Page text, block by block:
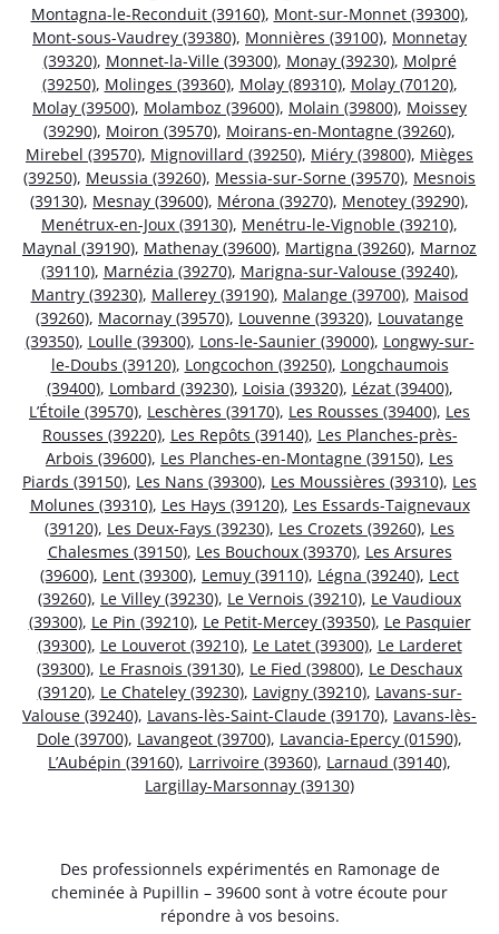
Montagna-le-Reconduit (39160), Mont-sur-Monnet (39300),
Mont-sous-Vaudrey (39380), Monnières (39100), Monnetay
(39320), Monnet-la-Ville (39300), Monay (39230), Molpré
(39250), Molinges (39360), Molay (89310), Molay (70120),
Molay (39500), Molamboz (39600), Molain (39800), Moissey
(39290), Moiron (39570), Moirans-en-Montagne (39260),
Mirebel (39570), Mignovillard (39250), Miéry (39800), Mièges
(39250), Meussia (39260), Messia-sur-Sorne (39570), Mesnois
(39130), Mesnay (39600), Mérona (39270), Menotey (39290),
Menétrux-en-Joux (39130), Menétru-le-Vignoble (39210),
Maynal (39190), Mathenay (39600), Martigna (39260), Marnoz
(39110), Marnézia (39270), Marigna-sur-Valouse (39240),
Mantry (39230), Mallerey (39190), Malange (39700), Maisod
(39260), Macornay (39570), Louvenne (39320), Louvatange
(39350), Loulle (39300), Lons-le-Saunier (39000), Longwy-sur-
le-Doubs (39120), Longcochon (39250), Longchaumois
(39400), Lombard (39230), Loisia (39320), Lézat (39400),
L’Étoile (39570), Leschères (39170), Les Rousses (39400), Les
Rousses (39220), Les Repôts (39140), Les Planches-près-
Arbois (39600), Les Planches-en-Montagne (39150), Les
Piards (39150), Les Nans (39300), Les Moussières (39310), Les
Molunes (39310), Les Hays (39120), Les Essards-Taignevaux
(39120), Les Deux-Fays (39230), Les Crozets (39260), Les
Chalesmes (39150), Les Bouchoux (39370), Les Arsures
(39600), Lent (39300), Lemuy (39110), Légna (39240), Lect
(39260), Le Villey (39230), Le Vernois (39210), Le Vaudioux
(39300), Le Pin (39210), Le Petit-Mercey (39350), Le Pasquier
(39300), Le Louverot (39210), Le Latet (39300), Le Larderet
(39300), Le Frasnois (39130), Le Fied (39800), Le Deschaux
(39120), Le Chateley (39230), Lavigny (39210), Lavans-sur-
Valouse (39240), Lavans-lès-Saint-Claude (39170), Lavans-lès-
Dole (39700), Lavangeot (39700), Lavancia-Epercy (01590),
L’Aubépin (39160), Larrivoire (39360), Larnaud (39140),
Largillay-Marsonnay (39130)
Des professionnels expérimentés en Ramonage de
cheminée à Pupillin – 39600 sont à votre écoute pour
répondre à vos besoins.